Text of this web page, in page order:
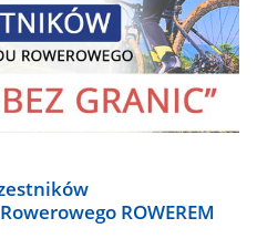
ROWEREM